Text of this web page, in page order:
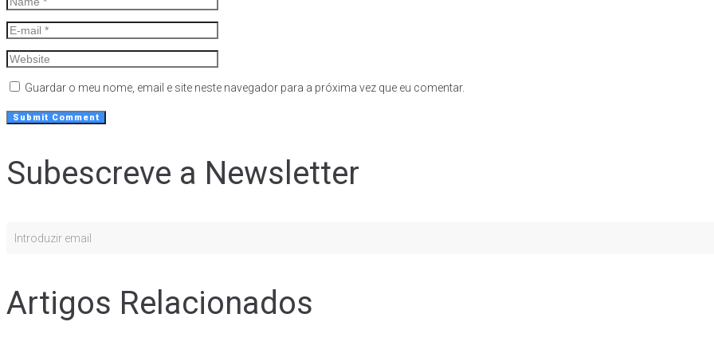
Guardar o meu nome, email e site neste navegador para a próxima vez que eu comentar.
Subescreve a Newsletter
Artigos Relacionados